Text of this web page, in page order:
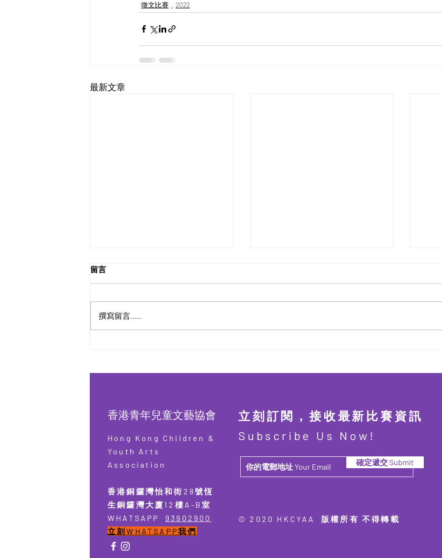
徵文比賽 2022
最新文章
留言
撰寫留言......
香港青年兒童文藝協會
Hong Kong Children &
Youth Arts
Association
香港銅鑼灣怡和街28號恆
生銅鑼灣大廈12樓A-B室
​WHATSAPP 93902900
​​立刻WHATSAPP我們
立刻訂閱，接收最新比賽資訊
Subscribe Us Now!
確定遞交 Submit
© 2020 HKCYAA 版權所有 不得轉載